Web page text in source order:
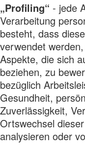
„Profiling“ - jede
Verarbeitung
besteht, dass
verwendet
Aspekte, die sich
beziehen, zu
bezüglich
Gesundheit,
Zuverlässigkeit,
Ortswechsel
analysieren oder